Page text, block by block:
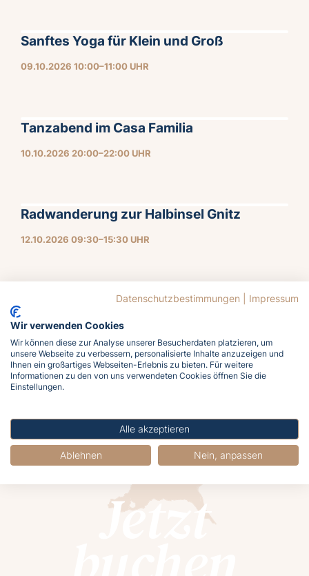
09.10.2026 10:00–11:00 UHR
Sanftes Yoga für Klein und Groß
10.10.2026 20:00–22:00 UHR
Tanzabend im Casa Familia
12.10.2026 09:30–15:30 UHR
Radwanderung zur Halbinsel Gnitz
1 2 3 4
Ende
Jetzt
Datenschutzbestimmungen Impressum
Wir verwenden Cookies
Wir können diese zur Analyse unserer Besucherdaten platzieren, um
unsere Webseite zu verbessern, personalisierte Inhalte anzuzeigen und
Ihnen ein großartiges Webseiten-Erlebnis zu bieten. Für weitere
Informationen zu den von uns verwendeten Cookies öffnen Sie die
Einstellungen.
Alle akzeptieren
Ablehnen Nein, anpassen